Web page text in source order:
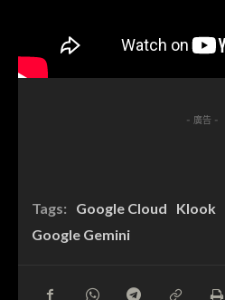
- 廣告 -
Tags: Google Cloud Klook
Google Gemini